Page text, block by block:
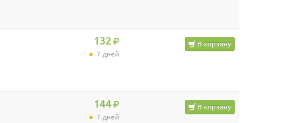
132
7 дней
В корзину
144
7 дней
В корзину